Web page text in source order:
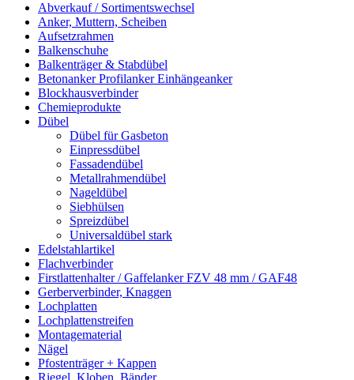
Abverkauf / Sortimentswechsel
Anker, Muttern, Scheiben
Aufsetzrahmen
Balkenschuhe
Balkenträger & Stabdübel
Betonanker Profilanker Einhängeanker
Blockhausverbinder
Chemieprodukte
Dübel
Dübel für Gasbeton
Einpressdübel
Fassadendübel
Metallrahmendübel
Nageldübel
Siebhülsen
Spreizdübel
Universaldübel stark
Edelstahlartikel
Flachverbinder
Firstlattenhalter / Gaffelanker FZV 48 mm / GAF48
Gerberverbinder, Knaggen
Lochplatten
Lochplattenstreifen
Montagematerial
Nägel
Pfostenträger + Kappen
Riegel, Kloben, Bänder